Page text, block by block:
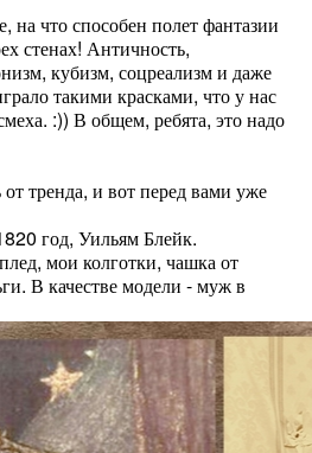
на что способен полет фантазии
стенах! Античность,
кубизм, соцреализм и даже
такими красками, что у нас
:)) В общем, ребята, это надо
тренда, и вот перед вами уже
год, Уильям Блейк.
мои колготки, чашка от
В качестве модели - муж в